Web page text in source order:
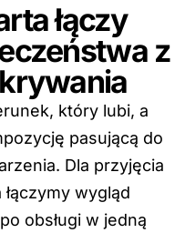
łączy
z
który lubi, a
pasującą do
Dla przyjęcia
wygląd
obsługi w jedną